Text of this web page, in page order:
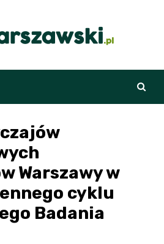
Warszawy w
cyklu
Badania